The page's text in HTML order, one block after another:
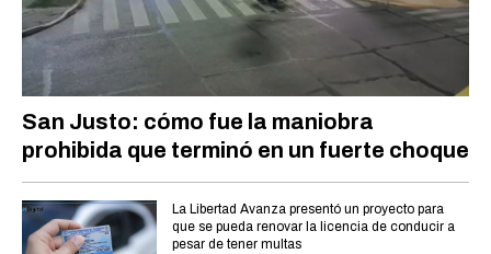
San Justo: cómo fue la maniobra
prohibida que terminó en un fuerte choque
La Libertad Avanza presentó un proyecto para
que se pueda renovar la licencia de conducir a
pesar de tener multas